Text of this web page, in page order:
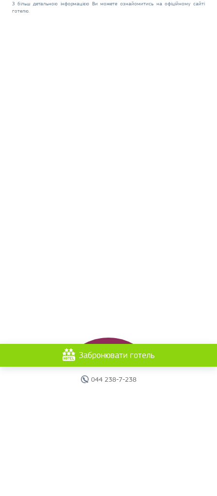
З більш детальною інформацією Ви можете ознайомитись на офіційному сайті
готелю.
044 238-7-238
Забронювати готель